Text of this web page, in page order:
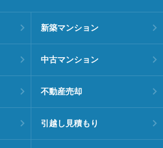
新築マンション
中古マンション
不動産売却
引越し見積もり